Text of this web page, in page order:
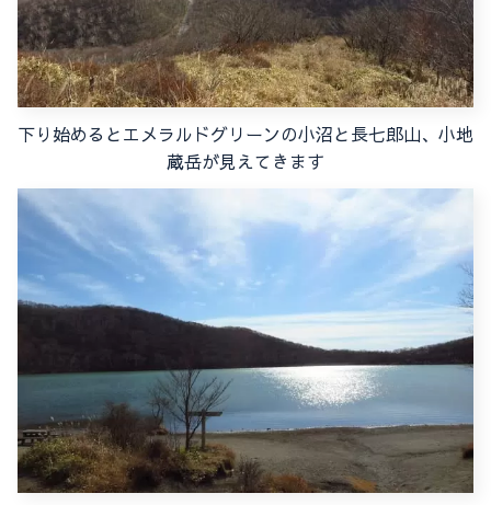
下り始めるとエメラルドグリーンの小沼と長七郎山、小地
蔵岳が見えてきます